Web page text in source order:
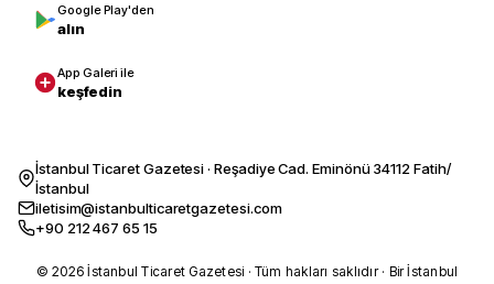
Google Play'den
alın
App Galeri ile
keşfedin
İstanbul Ticaret Gazetesi · Reşadiye Cad. Eminönü 34112 Fatih/
İstanbul
iletisim@istanbulticaretgazetesi.com
+90 212 467 65 15
© 2026 İstanbul Ticaret Gazetesi · Tüm hakları saklıdır · Bir İstanbul